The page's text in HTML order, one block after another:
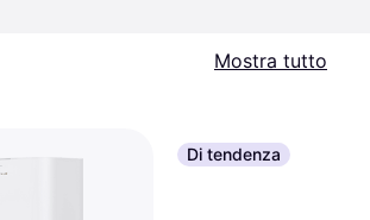
Mostra tutto
Di tendenza